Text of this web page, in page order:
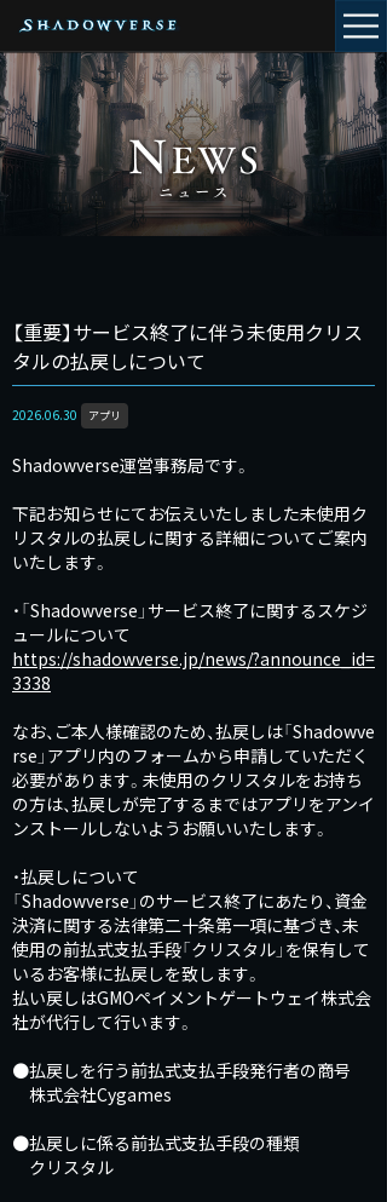
【重要】サービス終了に伴う未使用クリス
タルの払戻しについて
2026.06.30 アプリ
Shadowverse運営事務局です。
下記お知らせにてお伝えいたしました未使用ク
リスタルの払戻しに関する詳細についてご案内
いたします。
・「Shadowverse」サービス終了に関するスケジ
ュールについて
https://shadowverse.jp/news/?announce_id=
3338
なお、ご本人様確認のため、払戻しは「Shadowve
rse」アプリ内のフォームから申請していただく
必要があります。未使用のクリスタルをお持ち
の方は、払戻しが完了するまではアプリをアンイ
ンストールしないようお願いいたします。
・払戻しについて
「Shadowverse」のサービス終了にあたり、資金
決済に関する法律第二十条第一項に基づき、未
使用の前払式支払手段「クリスタル」を保有して
いるお客様に払戻しを致します。
払い戻しはGMOペイメントゲートウェイ株式会
社が代行して行います。
●払戻しを行う前払式支払手段発行者の商号
株式会社Cygames
●払戻しに係る前払式支払手段の種類
クリスタル